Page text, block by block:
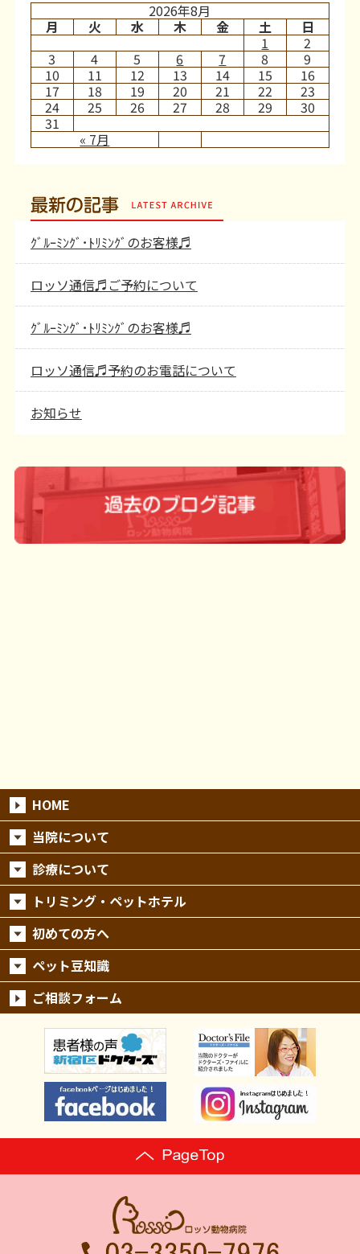
2026年8月
月
火 水 木 金 土 日
« 7月
1
2
3
4 5 6 7 8
9
10
11 12 13 14 15
16
17
18 19 20 21 22
23
24
25 26 27 28 29
30
31
最新の記事
ｸﾞﾙｰﾐﾝｸﾞ･ﾄﾘﾐﾝｸﾞのお客様♬
ロッソ通信♬ご予約について
ｸﾞﾙｰﾐﾝｸﾞ･ﾄﾘﾐﾝｸﾞのお客様♬
ロッソ通信♬予約のお電話について
お知らせ
HOME
当院について
診療について
トリミング・ペットホテル
初めての方へ
ペット豆知識
ご相談フォーム